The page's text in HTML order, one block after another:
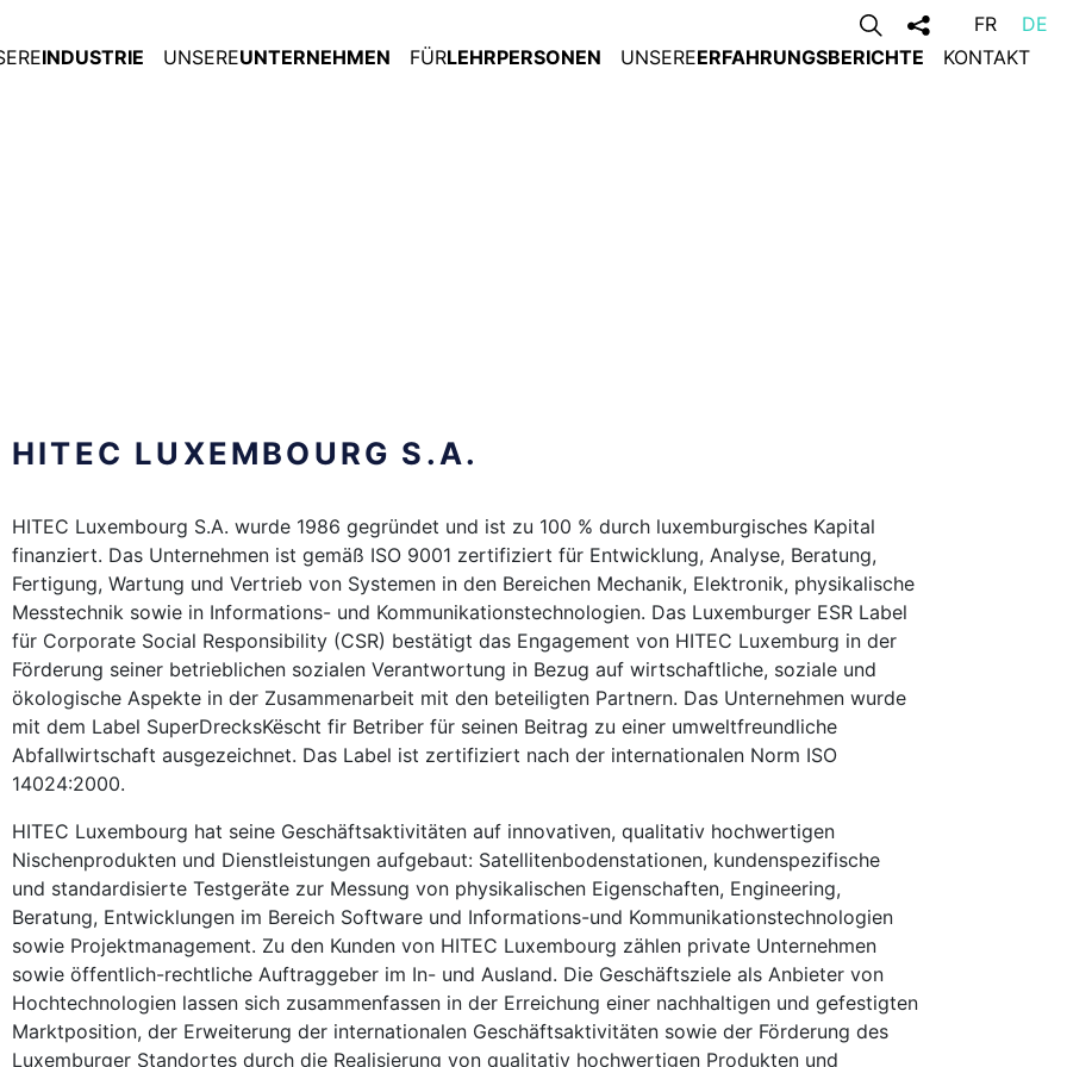
FR
DE
INDUSTRIE UNSEREUNTERNEHMEN FÜRLEHRPERSONEN UNSEREERFAHRUNGSBERICHTE KONTAKT
HITEC LUXEMBOURG S.A.
HITEC Luxembourg S.A. wurde 1986 gegründet und ist zu 100 % durch luxemburgisches Kapital
finanziert. Das Unternehmen ist gemäß ISO 9001 zertifiziert für Entwicklung, Analyse, Beratung,
Fertigung, Wartung und Vertrieb von Systemen in den Bereichen Mechanik, Elektronik, physikalische
Messtechnik sowie in Informations- und Kommunikationstechnologien. Das Luxemburger ESR Label
für Corporate Social Responsibility (CSR) bestätigt das Engagement von HITEC Luxemburg in der
Förderung seiner betrieblichen sozialen Verantwortung in Bezug auf wirtschaftliche, soziale und
ökologische Aspekte in der Zusammenarbeit mit den beteiligten Partnern. Das Unternehmen wurde
mit dem Label SuperDrecksKëscht fir Betriber für seinen Beitrag zu einer umweltfreundliche
Abfallwirtschaft ausgezeichnet. Das Label ist zertifiziert nach der internationalen Norm ISO
14024:2000.
HITEC Luxembourg hat seine Geschäftsaktivitäten auf innovativen, qualitativ hochwertigen
Nischenprodukten und Dienstleistungen aufgebaut: Satellitenbodenstationen, kundenspezifische
und standardisierte Testgeräte zur Messung von physikalischen Eigenschaften, Engineering,
Beratung, Entwicklungen im Bereich Software und Informations-und Kommunikationstechnologien
sowie Projektmanagement. Zu den Kunden von HITEC Luxembourg zählen private Unternehmen
sowie öffentlich-rechtliche Auftraggeber im In- und Ausland. Die Geschäftsziele als Anbieter von
Hochtechnologien lassen sich zusammenfassen in der Erreichung einer nachhaltigen und gefestigten
Marktposition, der Erweiterung der internationalen Geschäftsaktivitäten sowie der Förderung des
Luxemburger Standortes durch die Realisierung von qualitativ hochwertigen Produkten und